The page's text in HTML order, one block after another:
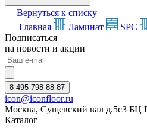
Вернуться к списку
Главная
Ламинат SPC
Подписаться
на новости и акции
8 495 798-88-87
icon@iconfloor.ru
Москва, Сущевский вал д.5с3 БЦ
Каталог